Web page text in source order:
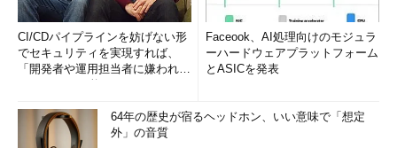
CI/CDパイプラインを妨げない形
でセキュリティを実現すれば、
「開発者や運用担当者に嫌われな
Faceook、AI処理向けのモジュラ
ーハードウェアプラットフォーム
とASICを発表
64年の歴史が宿るヘッドホン、いい意味で「想定
外」の音質